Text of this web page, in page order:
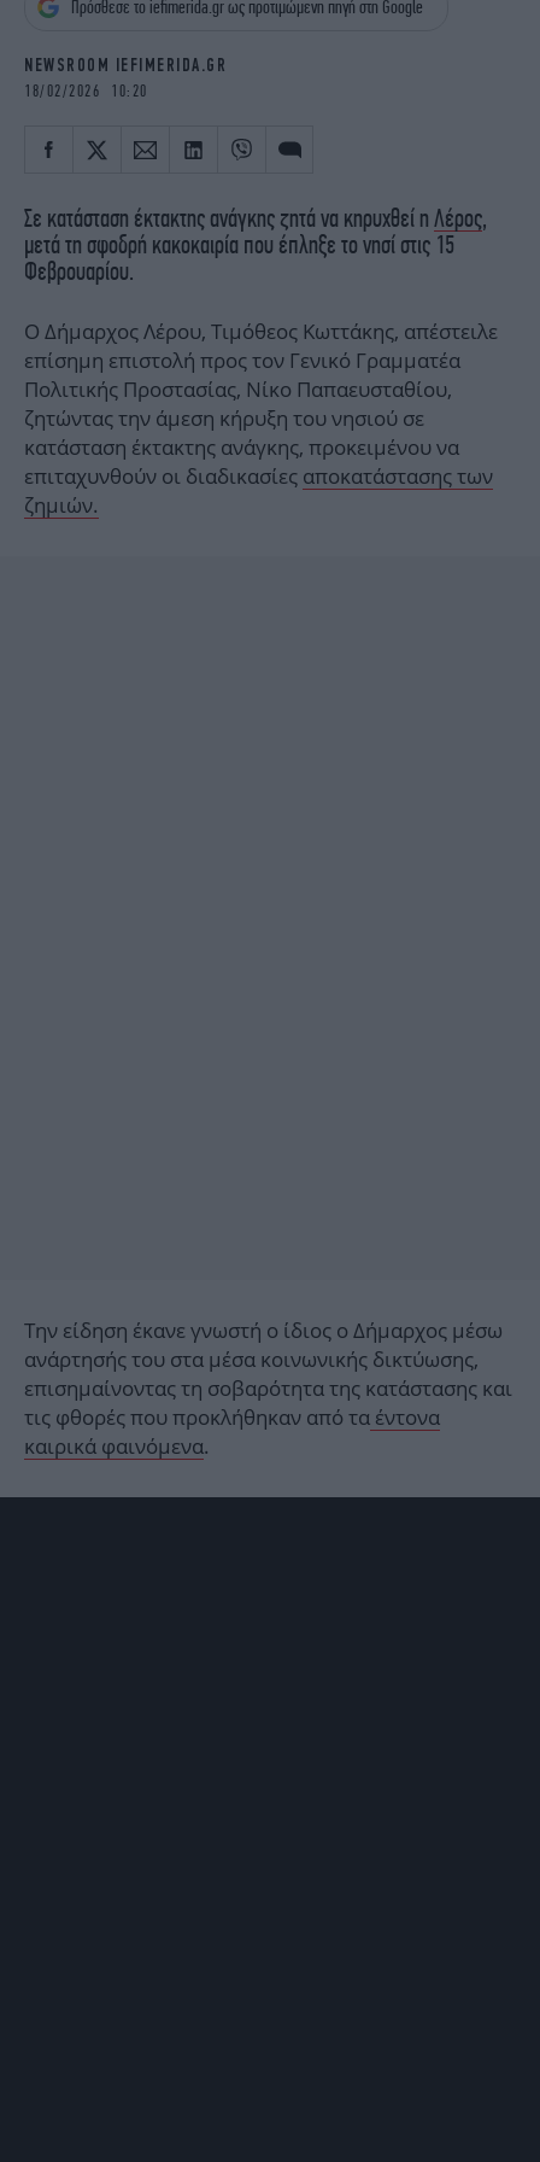
iBOOKS
ΖΩΔΙΑ
MEDIA
NEWSLETTER
Πρόσθεσε το iefimerida.gr ως προτιμώμενη πηγή στη Google
NEWSROOM IEFIMERIDA.GR
18/02/2026 10:20
Σε κατάσταση έκτακτης ανάγκης ζητά να κηρυχθεί η Λέρος,
μετά τη σφοδρή κακοκαιρία που έπληξε το νησί στις 15
Φεβρουαρίου.
Ο Δήμαρχος Λέρου, Τιμόθεος Κωττάκης, απέστειλε
επίσημη επιστολή προς τον Γενικό Γραμματέα
Πολιτικής Προστασίας, Νίκο Παπαευσταθίου,
ζητώντας την άμεση κήρυξη του νησιού σε
κατάσταση έκτακτης ανάγκης, προκειμένου να
επιταχυνθούν οι διαδικασίες αποκατάστασης των
ζημιών.
Την είδηση έκανε γνωστή ο ίδιος ο Δήμαρχος μέσω
ανάρτησής του στα μέσα κοινωνικής δικτύωσης,
επισημαίνοντας τη σοβαρότητα της κατάστασης και
τις φθορές που προκλήθηκαν από τα έντονα
καιρικά φαινόμενα.